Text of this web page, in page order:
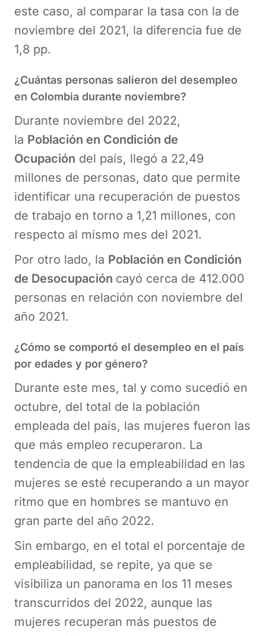
este caso, al comparar la tasa con la de
noviembre del 2021, la diferencia fue de
1,8 pp.
¿Cuántas personas salieron del desempleo
en Colombia durante noviembre?
Durante noviembre del 2022,
la Población en Condición de
Ocupación del país, llegó a 22,49
millones de personas, dato que permite
identificar una recuperación de puestos
de trabajo en torno a 1,21 millones, con
respecto al mismo mes del 2021.
Por otro lado, la Población en Condición
de Desocupación cayó cerca de 412.000
personas en relación con noviembre del
año 2021.
¿Cómo se comportó el desempleo en el país
por edades y por género?
Durante este mes, tal y como sucedió en
octubre, del total de la población
empleada del país, las mujeres fueron las
que más empleo recuperaron. La
tendencia de que la empleabilidad en las
mujeres se esté recuperando a un mayor
ritmo que en hombres se mantuvo en
gran parte del año 2022.
Sin embargo, en el total el porcentaje de
empleabilidad, se repite, ya que se
visibiliza un panorama en los 11 meses
transcurridos del 2022, aunque las
mujeres recuperan más puestos de